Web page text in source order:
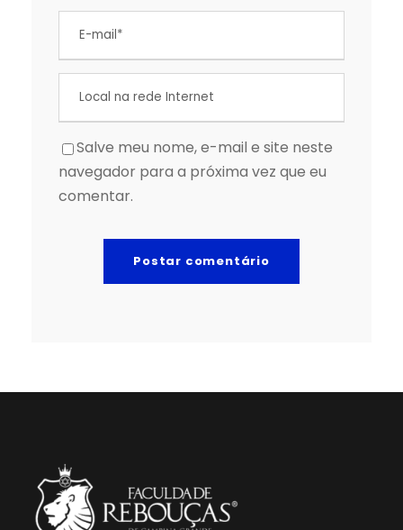
Salve meu nome, e-mail e site neste
navegador para a próxima vez que eu
comentar.